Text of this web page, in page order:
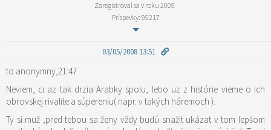
Zaregistroval sa v roku 2009
Príspevky: 95217
03/05/2008 13:51
to anonymny,21:47
Neviem, ci az tak drzia Arabky spolu, lebo uz z histórie vieme o ich
obrovskej rivalite a súpereniu( napr. v takých háremoch ).
Ty si muž ,pred tebou sa ženy vždy budú snažit ukázat v tom lepšom